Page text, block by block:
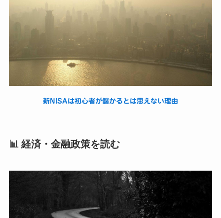
新NISAは初心者が儲かるとは思えない理由
📊 経済・金融政策を読む